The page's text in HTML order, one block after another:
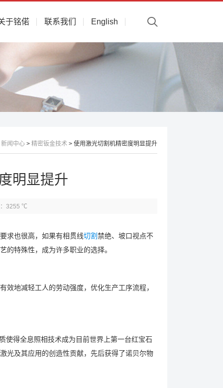
于铭偌 联系我们 English
新闻中心 > 精密钣金技术 > 使用激光切割机精密度明显提升
明显提升
3255 ℃
求也很高，如果有相贯线切割禁绝、坡口视点不
的特殊性，成为许多职业的选择。
效地减轻工人的劳动强度，优化生产工序流程，
使得全息照相技术成为目前世界上第一台红宝石
光及其应用的创造性贡献，先后获得了诺贝尔物